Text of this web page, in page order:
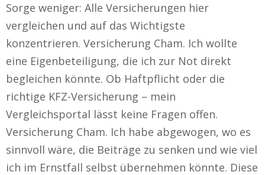
Sorge weniger: Alle Versicherungen hier
vergleichen und auf das Wichtigste
konzentrieren. Versicherung Cham. Ich wollte
eine Eigenbeteiligung, die ich zur Not direkt
begleichen könnte. Ob Haftpflicht oder die
richtige KFZ-Versicherung – mein
Vergleichsportal lässt keine Fragen offen.
Versicherung Cham. Ich habe abgewogen, wo es
sinnvoll wäre, die Beiträge zu senken und wie viel
ich im Ernstfall selbst übernehmen könnte. Diese